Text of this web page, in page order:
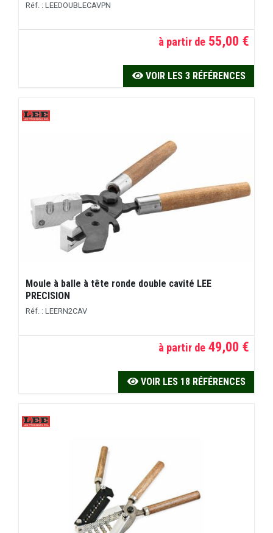
Réf. : LEEDOUBLECAVPN
à partir de 55,00 €
VOIR LES 3 RÉFÉRENCES
Moule à balle à tête ronde double cavité LEE
PRECISION
Réf. : LEERN2CAV
à partir de 49,00 €
VOIR LES 18 RÉFÉRENCES